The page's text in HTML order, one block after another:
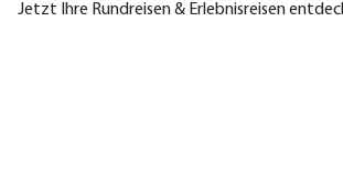
Jetzt Ihre Rundreisen & Erlebnisreisen